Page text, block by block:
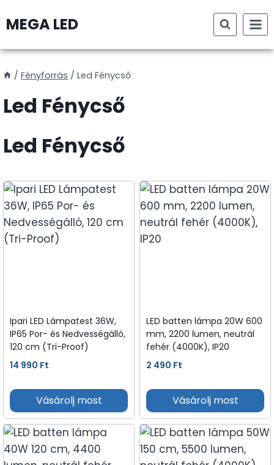
toMEGA LED
/ Fényforrás / Led Fénycső
Led Fénycső
Led Fénycső
Ipari LED Lámpatest 36W,
IP65 Por- és Nedvességálló,
120 cm (Tri-Proof)
14 990 Ft
Vásárolj most
LED batten lámpa 20W 600
mm, 2200 lumen, neutrál
fehér (4000K), IP20
2 490 Ft
Vásárolj most